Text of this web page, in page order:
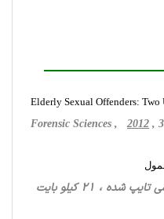
Elderly Sexual Offenders: Two
Forensic Sciences , 2012 ,
، روانشناسی‌ عمومی، 6 صفحه فارسی تایپ شده ، 21 کیلو بایت